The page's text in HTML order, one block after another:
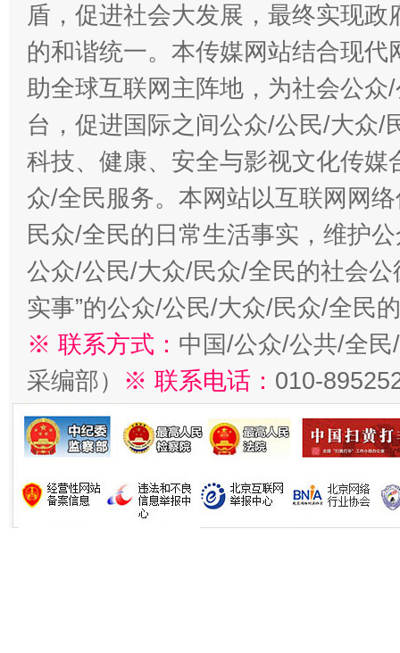
盾，促进社会大发展，最终实现
的和谐统一。本传媒网站结合现
助全球互联网主阵地，为社会公
台，促进国际之间公众/公民/大众/
科技、健康、安全与影视文化传
众/全民服务。本网站以互联网网
民众/全民的日常生活事实，维护
公众/公民/大众/民众/全民的社会公
实事”的公众/公民/大众/民众/全民
※ 联系方式： 中国/公众/公共/全
采编部） ※ 联系电话： 010-